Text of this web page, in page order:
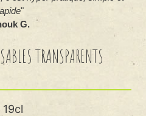
"
G.
TRANSPARENTS